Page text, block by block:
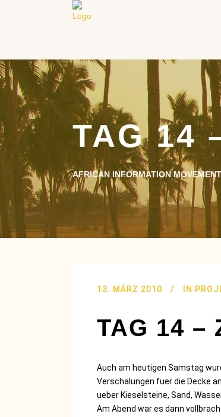
TAG 14
AFRICAN INFORMATION MOVEMENT
13. MÄRZ 2010 IN
TAG 14 –
Auch am heutigen Samstag
Verschalungen fuer die Decke
ueber Kieselsteine, Sand,
Am Abend war es dann